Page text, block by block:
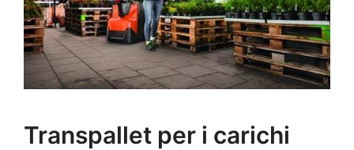
Transpallet per i carichi